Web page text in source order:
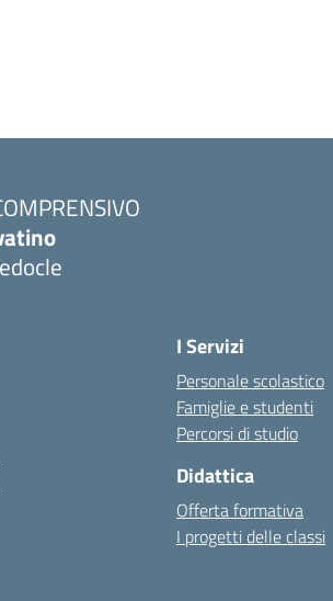
I Servizi
Personale scolastico
Famiglie e studenti
Percorsi di studio
Didattica
Offerta formativa
I progetti delle classi